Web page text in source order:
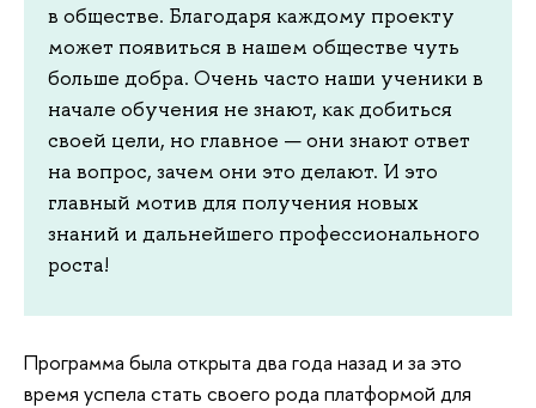
в обществе. Благодаря каждому проекту
может появиться в нашем обществе чуть
больше добра. Очень часто наши ученики в
начале обучения не знают, как добиться
своей цели, но главное — они знают ответ
на вопрос, зачем они это делают. И это
главный мотив для получения новых
знаний и дальнейшего профессионального
роста!
Программа была открыта два года назад и за это
время успела стать своего рода платформой для